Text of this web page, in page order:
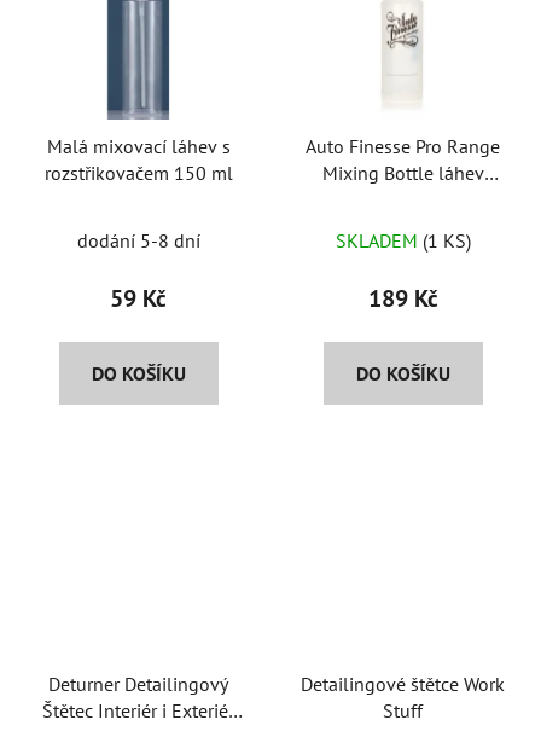
Malá mixovací láhev s
rozstřikovačem 150 ml
dodání 5-8 dní
59 Kč
DO KOŠÍKU
Auto Finesse Pro Range
Mixing Bottle láhev
hodnocení
produktu
5,0
z
SKLADEM (1 KS)
189 Kč
DO KOŠÍKU
Deturner Detailingový
Štětec Interiér i Exteriér
Detailingové štětce Work
Stuff